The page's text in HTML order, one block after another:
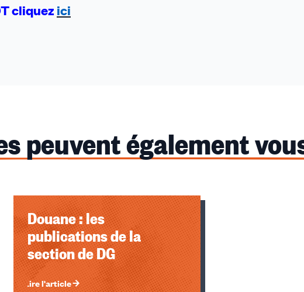
cliquez ici
peuvent également
Douane : les
publications de la
section de DG
Lire l'article